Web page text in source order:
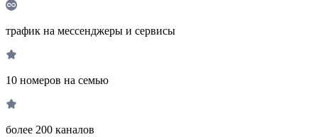
трафик на мессенджеры и сервисы
10 номеров на семью
более 200 каналов